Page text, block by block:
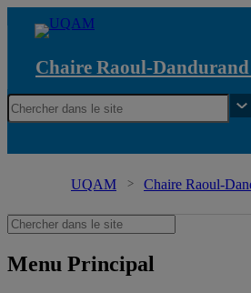
Chaire Raoul-Dandurand
UQAM Chaire Raoul-
Menu Principal